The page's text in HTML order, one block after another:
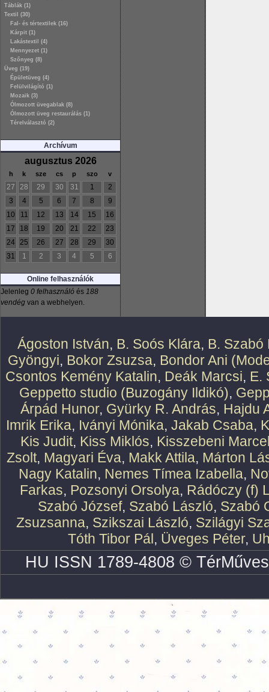
Táblák (1)
Textil (30)
Fal- és tértextilek (16)
Kárpit (1)
Lakástextil (4)
Mennyezet (1)
Szőnyeg (8)
Üveg (19)
Épületüveg (4)
Felülvilágító (1)
Mozaik (3)
Ólmozott üvegablak (8)
Ólmozott üveg restaurálás (1)
Térelválasztó (2)
Archívum
augusztus 2026
h k sze cs p szo v
27 28 29 30 31 1
2
3
4 5 6 7 8
9
10
11 12 13 14 15
16
17
18 19 20 21 22
23
24
25 26 27 28 29
30
31
1 2 3 4 5 6
Online felhasználók
Jelenleg 0 felhasználó és 188
vendég van a webhelyen.
Ágoston István, B. Soós Klára, B. Szabó
Gyöngyi, Bokor Zsuzsa, Bondor Ani
Csontos Kemény Katalin, Deák Marcsi, E.
Geppetto studio (Buzogány Ildikó),
Árpád Hunor, Gyürky R. András, Hajdu
Imrik Erika, Iványi Mónika, Jakab Csaba,
Kis Judit, Kiss Miklós, Kisszebeni
Zsolt, Magyari Éva, Makk Attila, Márton
Nagy Katalin, Nemes Tímea Izabella,
Farkas, Pozsonyi Orsolya, Rádóczy (f)
Szabó József, Szabó László, Szabó
Zsuzsanna, Szikszai László, Szilágyi
Tóth Tibor Pál, Üveges Péter,
HU ISSN 1789-4808 ©